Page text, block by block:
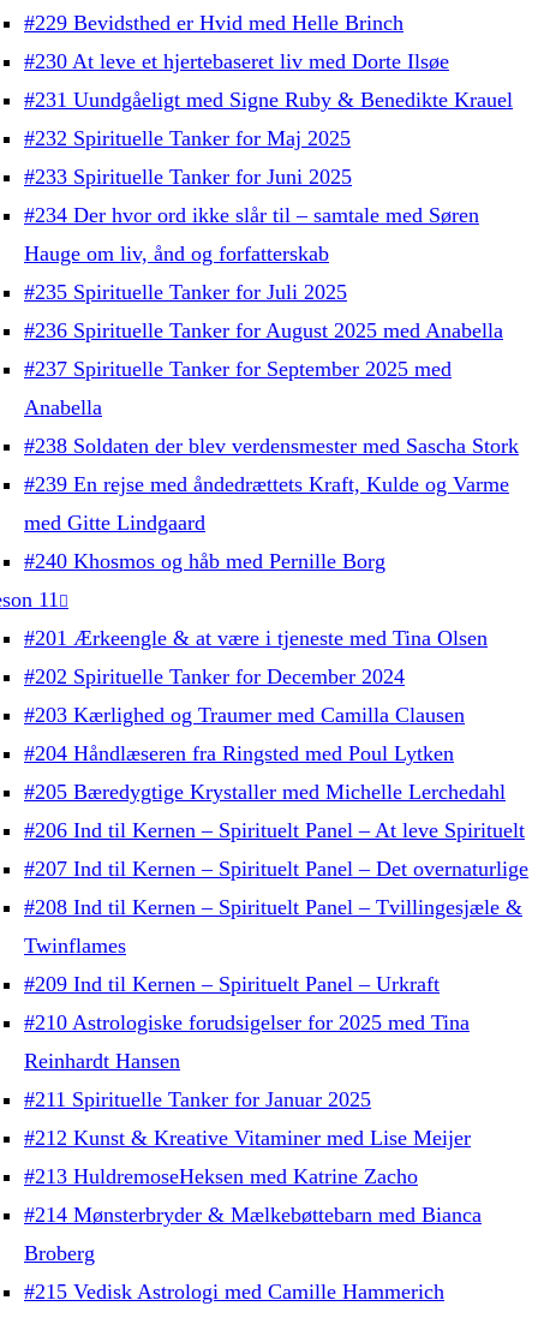
#229 Bevidsthed er Hvid med Helle Brinch
#230 At leve et hjertebaseret liv med Dorte Ilsøe
#231 Uundgåeligt med Signe Ruby & Benedikte Krauel
#232 Spirituelle Tanker for Maj 2025
#233 Spirituelle Tanker for Juni 2025
#234 Der hvor ord ikke slår til – samtale med Søren
Hauge om liv, ånd og forfatterskab
#235 Spirituelle Tanker for Juli 2025
#236 Spirituelle Tanker for August 2025 med Anabella
#237 Spirituelle Tanker for September 2025 med
Anabella
#238 Soldaten der blev verdensmester med Sascha Stork
#239 En rejse med åndedrættets Kraft, Kulde og Varme
med Gitte Lindgaard
#240 Khosmos og håb med Pernille Borg
11
#201 Ærkeengle & at være i tjeneste med Tina Olsen
#202 Spirituelle Tanker for December 2024
#203 Kærlighed og Traumer med Camilla Clausen
#204 Håndlæseren fra Ringsted med Poul Lytken
#205 Bæredygtige Krystaller med Michelle Lerchedahl
#206 Ind til Kernen – Spirituelt Panel – At leve Spirituelt
#207 Ind til Kernen – Spirituelt Panel – Det overnaturlige
#208 Ind til Kernen – Spirituelt Panel – Tvillingesjæle &
Twinflames
#209 Ind til Kernen – Spirituelt Panel – Urkraft
#210 Astrologiske forudsigelser for 2025 med Tina
Reinhardt Hansen
#211 Spirituelle Tanker for Januar 2025
#212 Kunst & Kreative Vitaminer med Lise Meijer
#213 HuldremoseHeksen med Katrine Zacho
#214 Mønsterbryder & Mælkebøttebarn med Bianca
Broberg
#215 Vedisk Astrologi med Camille Hammerich